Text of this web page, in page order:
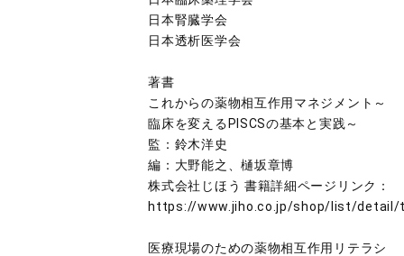
日本腎臓学会
日本透析医学会
著書
これからの薬物相互作用マネジメント～
臨床を変えるPISCSの基本と実践～
監：鈴木洋史
編：大野能之、樋坂章博
株式会社じほう 書籍詳細ページリンク：
https://www.jiho.co.jp/shop/list/
医療現場のための薬物相互作用リテラシ